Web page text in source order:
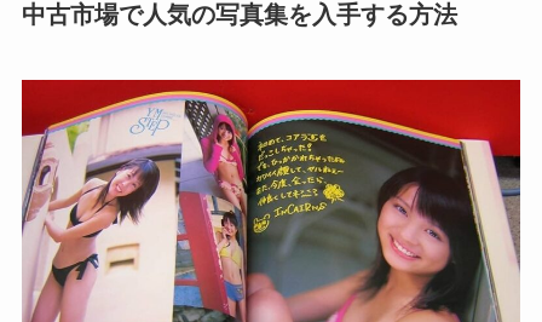
中古市場で人気の写真集を入手する方法